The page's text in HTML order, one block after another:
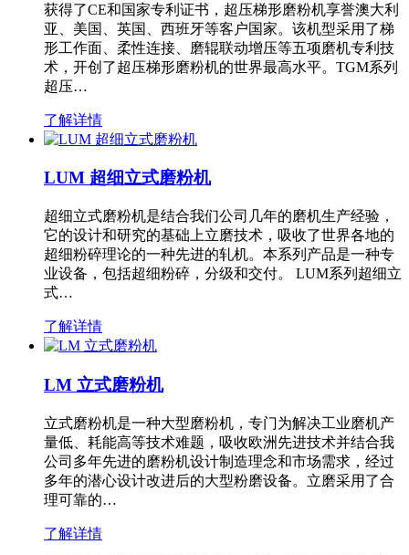
获得了CE和国家专利证书，超压梯形磨粉机享誉澳大利
亚、美国、英国、西班牙等客户国家。该机型采用了梯
形工作面、柔性连接、磨辊联动增压等五项磨机专利技
术，开创了超压梯形磨粉机的世界最高水平。TGM系列
超压…
了解详情
LUM 超细立式磨粉机
超细立式磨粉机是结合我们公司几年的磨机生产经验，
它的设计和研究的基础上立磨技术，吸收了世界各地的
超细粉碎理论的一种先进的轧机。本系列产品是一种专
业设备，包括超细粉碎，分级和交付。 LUM系列超细立
式…
了解详情
LM 立式磨粉机
立式磨粉机是一种大型磨粉机，专门为解决工业磨机产
量低、耗能高等技术难题，吸收欧洲先进技术并结合我
公司多年先进的磨粉机设计制造理念和市场需求，经过
多年的潜心设计改进后的大型粉磨设备。立磨采用了合
理可靠的…
了解详情